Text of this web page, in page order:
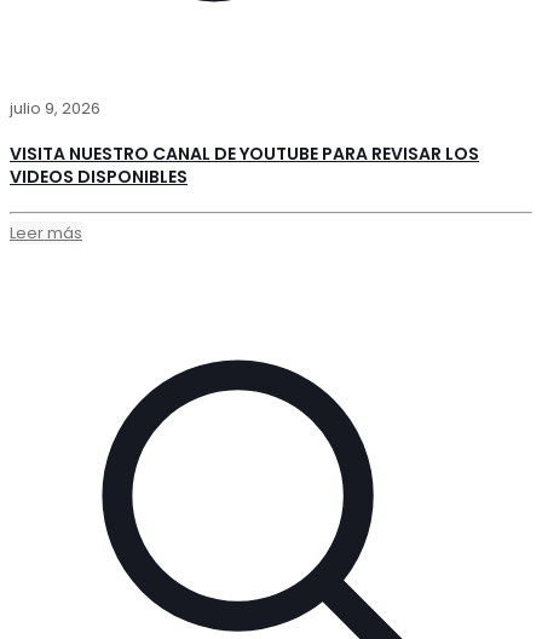
julio 9, 2026
VISITA NUESTRO CANAL DE YOUTUBE PARA REVISAR LOS
VIDEOS DISPONIBLES
Leer más